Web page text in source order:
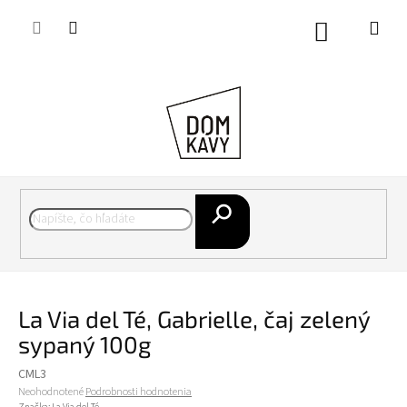
Hľadať
Nákupný
La Via del Té, Gabrielle, čaj zelený
sypaný 100g
CML3
Priemerné
NeohodnotenéPodrobnosti hodnotenia